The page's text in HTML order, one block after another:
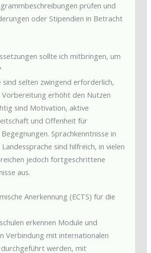
prüfen und
oder Stipendien in Betracht
sollte ich mitbringen, um
sind selten zwingend erforderlich,
Vorbereitung erhöht den Nutzen
sind Motivation, aktive
und Offenheit für
Sprachkenntnisse in
sind hilfreich, in vielen
jedoch fortgeschrittene
aus.
Anerkennung (ECTS) für die
erkennen Module und
Verbindung mit internationalen
durchgeführt werden, mit